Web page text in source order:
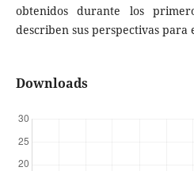
obtenidos durante los
describen sus perspectivas
Downloads